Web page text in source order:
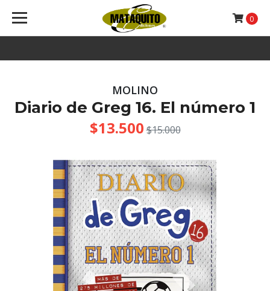
0
MOLINO
Diario de Greg 16. El número 1
$13.500 $15.000